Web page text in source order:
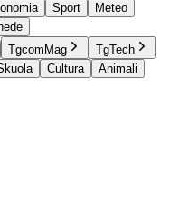
Sport
Meteo
TgcomMag
TgTech
Cultura
Animali